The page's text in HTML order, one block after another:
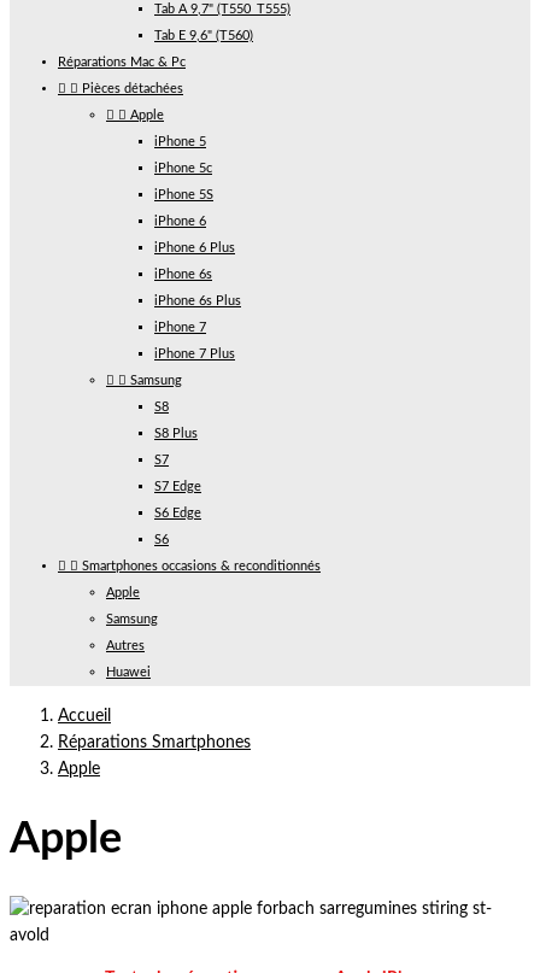
Tab A 9,7" (T550_T555)
Tab E 9,6" (T560)
Réparations Mac & Pc
  Pièces détachées
  Apple
iPhone 5
iPhone 5c
iPhone 5S
iPhone 6
iPhone 6 Plus
iPhone 6s
iPhone 6s Plus
iPhone 7
iPhone 7 Plus
  Samsung
S8
S8 Plus
S7
S7 Edge
S6 Edge
S6
  Smartphones occasions & reconditionnés
Apple
Samsung
Autres
Huawei
Accueil
Réparations Smartphones
Apple
Apple